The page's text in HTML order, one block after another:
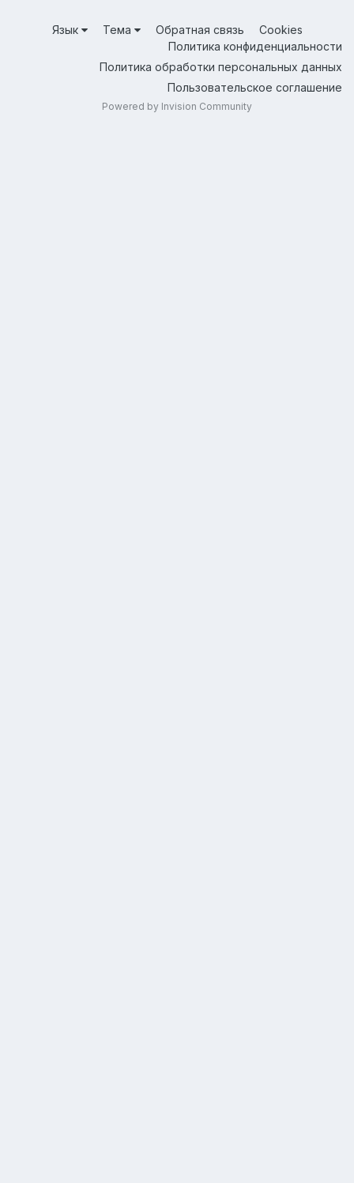
Язык Тема Обратная связь
Cookies
Политика конфиденциальности
Политика обработки персональных данных
Пользовательское соглашение
Powered by Invision Community